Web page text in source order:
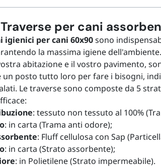
Traverse per cani
igienici per cani 60x90sono
la massima igiene
abitazione e il vostro pavimento,
un posto tutto loro per fare i bisogni,
. Le traverse sono composte da 5
: tessuto non tessuto al 100% (
: in carta (Trama anti odore);
: Fluff cellulosa con Sap (
: in carta (Strato assorbente);
: in Polietilene (Strato impermeabile).